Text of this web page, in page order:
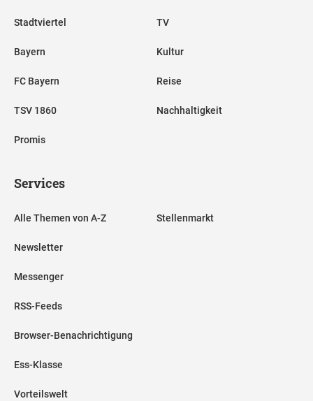
Stadtviertel
Bayern
FC Bayern
TSV 1860
Promis
TV
Kultur
Reise
Nachhaltigkeit
Services
Alle Themen von A-Z
Newsletter
Messenger
RSS-Feeds
Browser-Benachrichtigung
Ess-Klasse
Vorteilswelt
Stellenmarkt